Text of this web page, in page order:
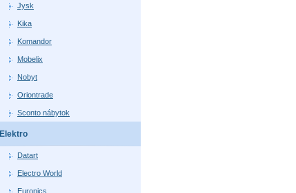
Jysk
Kika
Komandor
Mobelix
Nobyt
Oriontrade
Sconto nábytok
Elektro
Datart
Electro World
Euronics